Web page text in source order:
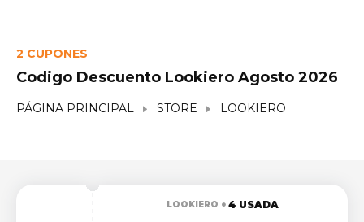
2 CUPONES
Codigo Descuento Lookiero Agosto 2026
PÁGINA PRINCIPAL STORE LOOKIERO
LOOKIERO 4 USADA